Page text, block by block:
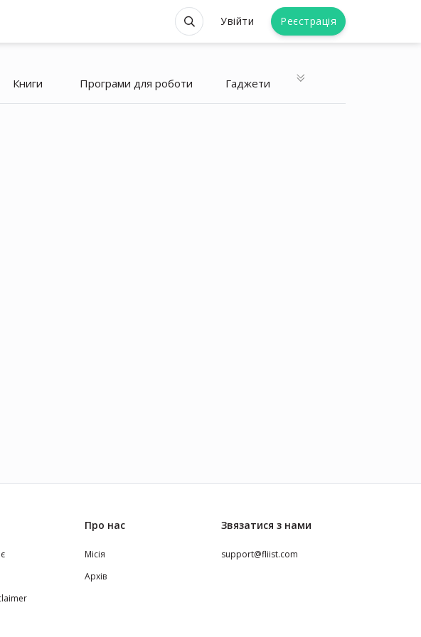
Увійти Реєстрація
Книги Програми для роботи Гаджети
Про нас
Місія
Архів
Звязатися з нами
support@fliist.com